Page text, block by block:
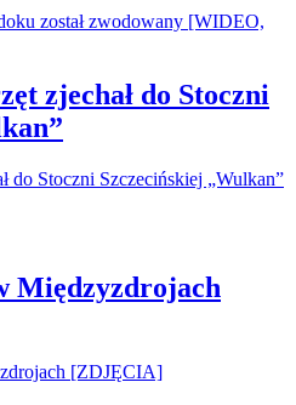
zjechał do Stoczni
Międzyzdrojach